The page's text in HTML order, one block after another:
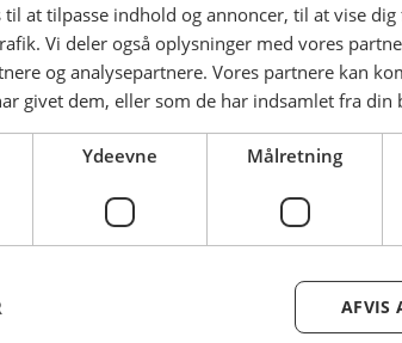
Ville du tømme
til at tilpasse indhold og annoncer, til at vise
Vi deler også oplysninger med vores
og analysepartnere. Vores partnere kan
givet dem, eller som de har indsamlet fra din
Ydeevne Målretning
AFVIS